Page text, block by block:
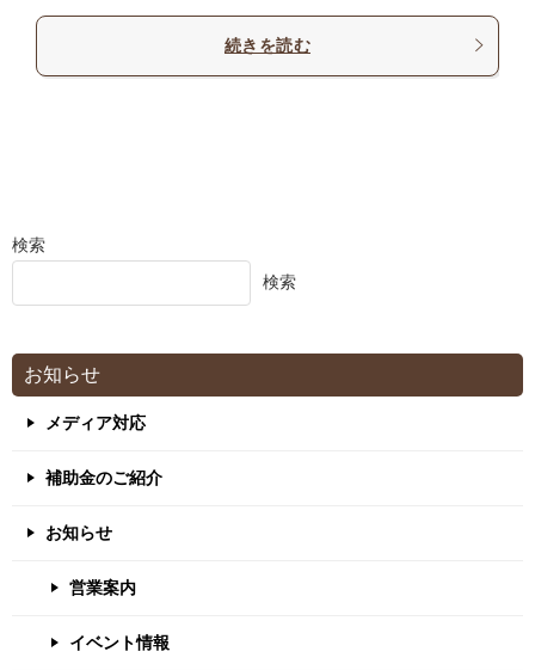
続きを読む
検索
検索
お知らせ
メディア対応
補助金のご紹介
お知らせ
営業案内
イベント情報